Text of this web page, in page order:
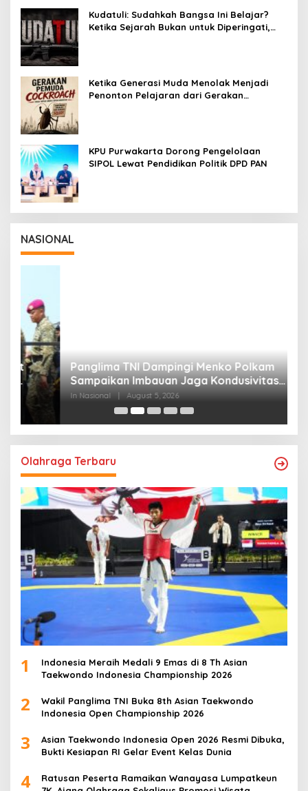
Kudatuli: Sudahkah Bangsa Ini Belajar?
Ketika Sejarah Bukan untuk Diperingati,
Ketika Generasi Muda Menolak Menjadi
Penonton Pelajaran dari Gerakan
KPU Purwakarta Dorong Pengelolaan
SIPOL Lewat Pendidikan Politik DPD PAN
NASIONAL
Panglima TNI Dampingi Menko Polkam
Sampaikan Imbauan Jaga Kondusivitas
Bangsa
In Nasional | August 5, 2026
Olahraga Terbaru
1
Indonesia Meraih Medali 9 Emas di 8 Th Asian
Taekwondo Indonesia Championship 2026
2
Wakil Panglima TNI Buka 8th Asian Taekwondo
Indonesia Open Championship 2026
3
Asian Taekwondo Indonesia Open 2026 Resmi Dibuka,
Bukti Kesiapan RI Gelar Event Kelas Dunia
4
Ratusan Peserta Ramaikan Wanayasa Lumpatkeun